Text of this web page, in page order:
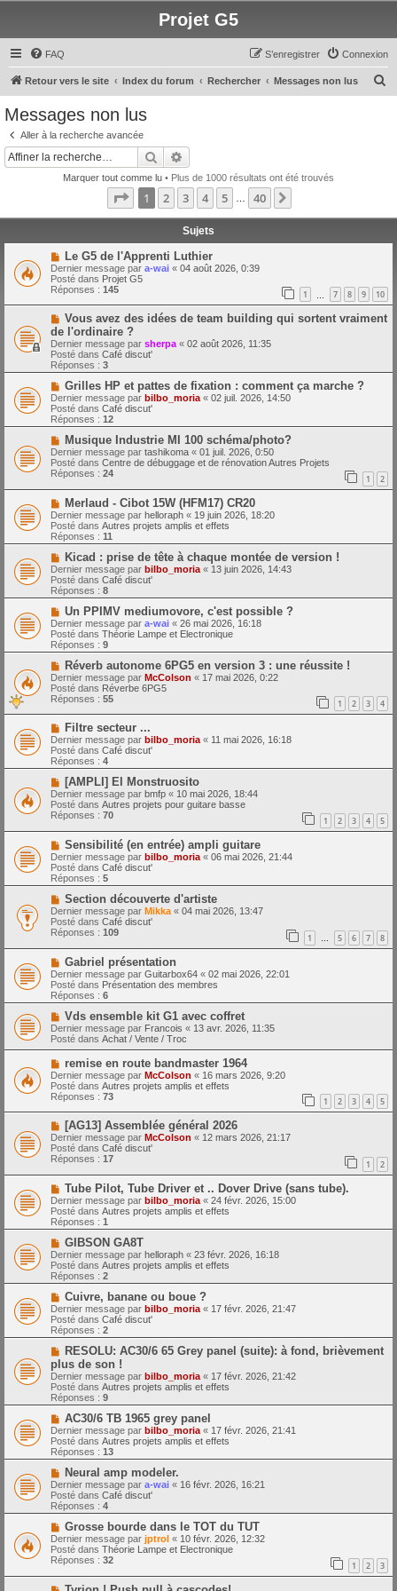
Projet G5
FAQ Connexion
S’enregistrer
Retour vers le site Index du forum Rechercher Messages non lus
Messages non lus
Aller à la recherche avancée
Rechercher
Marquer tout comme lu • Plus de 1000 résultats ont été trouvés
Page 1sur40
1 2 3 4 5 40
Sujets
N
o
u
v
e
a
u
m
e
s
s
a
g
e
Le G5 de l'Apprenti Luthier
Dernier message par a-wai « 04 août 2026, 0:39
Posté dans Projet G5
Réponses : 145 1 7 8 9 10
N
u
v
e
a
u
m
e
s
s
a
g
e
Vous avez des idées de team building qui sortent vraiment
de l'ordinaire ?
Dernier message par sherpa « 02 août 2026, 11:35
Posté dans Café discut'
Réponses : 3
N
o
u
v
e
a
u
m
e
s
s
a
g
e
Grilles HP et pattes de fixation : comment ça marche ?
Dernier message par bilbo_moria « 02 juil. 2026, 14:50
Posté dans Café discut'
Réponses : 12
N
o
u
v
e
a
u
m
e
s
s
a
g
e
Musique Industrie MI 100 schéma/photo?
Dernier message par tashikoma « 01 juil. 2026, 0:50
Posté dans Centre de débuggage et de rénovation Autres Projets
Réponses : 24 1 2
N
o
u
v
e
a
u
m
e
s
s
a
g
e
Merlaud - Cibot 15W (HFM17) CR20
Dernier message par helloraph « 19 juin 2026, 18:20
Posté dans Autres projets amplis et effets
Réponses : 11
N
o
u
v
e
a
m
e
s
s
a
g
e
Kicad : prise de tête à chaque montée de version !
Dernier message par bilbo_moria « 13 juin 2026, 14:43
Posté dans Café discut'
Réponses : 8
N
o
u
v
e
a
u
m
e
s
s
a
g
e
Un PPIMV mediumovore, c'est possible ?
Dernier message par a-wai « 26 mai 2026, 16:18
Posté dans Théorie Lampe et Electronique
Réponses : 9
N
o
u
v
e
a
m
e
s
s
a
g
e
Réverb autonome 6PG5 en version 3 : une réussite !
Dernier message par McColson « 17 mai 2026, 0:22
Posté dans Réverbe 6PG5
Réponses : 55 1 2 3 4
N
o
u
v
e
a
u
m
e
s
s
a
g
e
Filtre secteur ...
Dernier message par bilbo_moria« 11 mai 2026, 16:18
Posté dans Café discut'
Réponses : 4
N
o
u
v
e
a
u
m
e
s
s
a
g
e
[AMPLI] El Monstruosito
Dernier message par bmfp « 10 mai 2026, 18:44
Posté dans Autres projets pour guitare basse
Réponses : 70 1 2 3 4 5
N
o
u
v
e
a
u
m
e
s
s
a
g
e
Sensibilité (en entrée) ampli guitare
Dernier message par bilbo_moria « 06 mai 2026, 21:44
Posté dans Café discut'
Réponses : 5
N
o
u
v
e
a
u
m
e
s
s
a
g
e
Section découverte d'artiste
Dernier message par Mikka « 04 mai 2026, 13:47
Posté dans Café discut'
Réponses : 109 1 … 5 6 7 8
N
o
u
v
e
a
m
e
s
a
g
e
Gabriel présentation
Dernier message par Guitarbox64 « 02 mai 2026, 22:01
Posté dans Présentation des membres
Réponses : 6
N
o
u
v
a
u
m
e
s
s
a
g
e
Vds ensemble kit G1 avec coffret
Dernier message par Francois « 13 avr. 2026, 11:35
Posté dans Achat / Vente / Troc
N
o
u
v
e
a
m
e
s
s
a
g
e
remise en route bandmaster 1964
Dernier message par McColson « 16 mars 2026, 9:20
Posté dans Autres projets amplis et effets
Réponses : 73 1 2 3 4 5
N
o
u
v
e
a
u
m
e
s
s
a
g
e
[AG13] Assemblée général 2026
Dernier message par McColson « 12 mars 2026, 21:17
Posté dans Café discut'
Réponses : 17 1 2
N
o
u
v
e
a
m
e
s
s
a
g
e
Tube Pilot, Tube Driver et .. Dover Drive (sans tube).
Dernier message par bilbo_moria « 24 févr. 2026, 15:00
Posté dans Autres projets amplis et effets
Réponses : 1
N
o
u
v
e
a
m
e
s
s
a
g
e
GIBSON GA8T
Dernier message par helloraph « 23 févr. 2026, 16:18
Posté dans Autres projets amplis et effets
Réponses : 2
N
o
u
v
e
a
u
m
e
s
s
g
e
Cuivre, banane ou boue ?
Dernier message par bilbo_moria « 17 févr. 2026, 21:47
Posté dans Café discut'
Réponses : 2
N
u
v
e
a
m
e
s
s
a
g
e
RESOLU: AC30/6 65 Grey panel (suite): à fond, brièvement
plus de son !
Dernier message par bilbo_moria « 17 févr. 2026, 21:42
Posté dans Autres projets amplis et effets
Réponses : 9
N
o
u
v
e
a
u
m
e
s
s
a
g
e
AC30/6 TB 1965 grey panel
Dernier message par bilbo_moria « 17 févr. 2026, 21:41
Posté dans Autres projets amplis et effets
Réponses : 13
N
o
u
v
e
a
m
e
s
s
a
Neural amp modeler.
Dernier message par a-wai « 16 févr. 2026, 16:21
Posté dans Café discut'
Réponses : 4
N
o
u
v
e
a
u
Grosse bourde dans le TOT du TUT
Dernier message par jptrol « 10 févr. 2026, 12:32
Posté dans Théorie Lampe et Electronique
Réponses : 32 1 2 3
N